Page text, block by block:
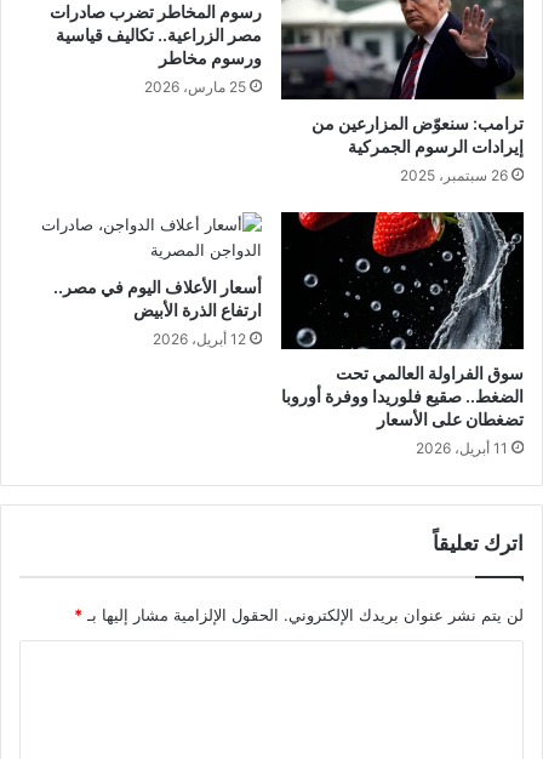
ترامب: سنعوّض المزارعين من
إيرادات الرسوم الجمركية
26 سبتمبر، 2025
رسوم المخاطر تضرب صادرات
مصر الزراعية.. تكاليف قياسية
ورسوم مخاطر
25 مارس، 2026
سوق الفراولة العالمي تحت
الضغط.. صقيع فلوريدا ووفرة أوروبا
تضغطان على الأسعار
11 أبريل، 2026
أسعار الأعلاف اليوم في مصر..
ارتفاع الذرة الأبيض
12 أبريل، 2026
اترك تعليقاً
لن يتم نشر عنوان بريدك الإلكتروني. الحقول الإلزامية مشار إليها بـ *